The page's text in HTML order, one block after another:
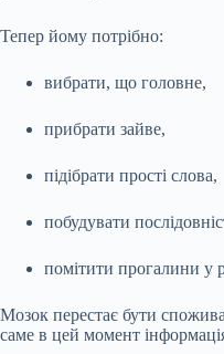
Тепер йому потрібно:
вибрати, що головне,
прибрати зайве,
підібрати прості слова,
побудувати
помітити прогалини у
Мозок перестає бути
саме в цей момент